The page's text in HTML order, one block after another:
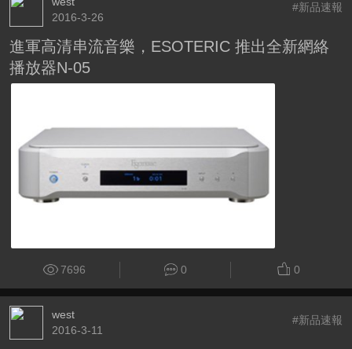
2016-3-26
#新品速報
進軍高清串流音樂，ESOTERIC 推出全新網絡
播放器N-05
7696 0 0
west
2016-3-11
#新品速報